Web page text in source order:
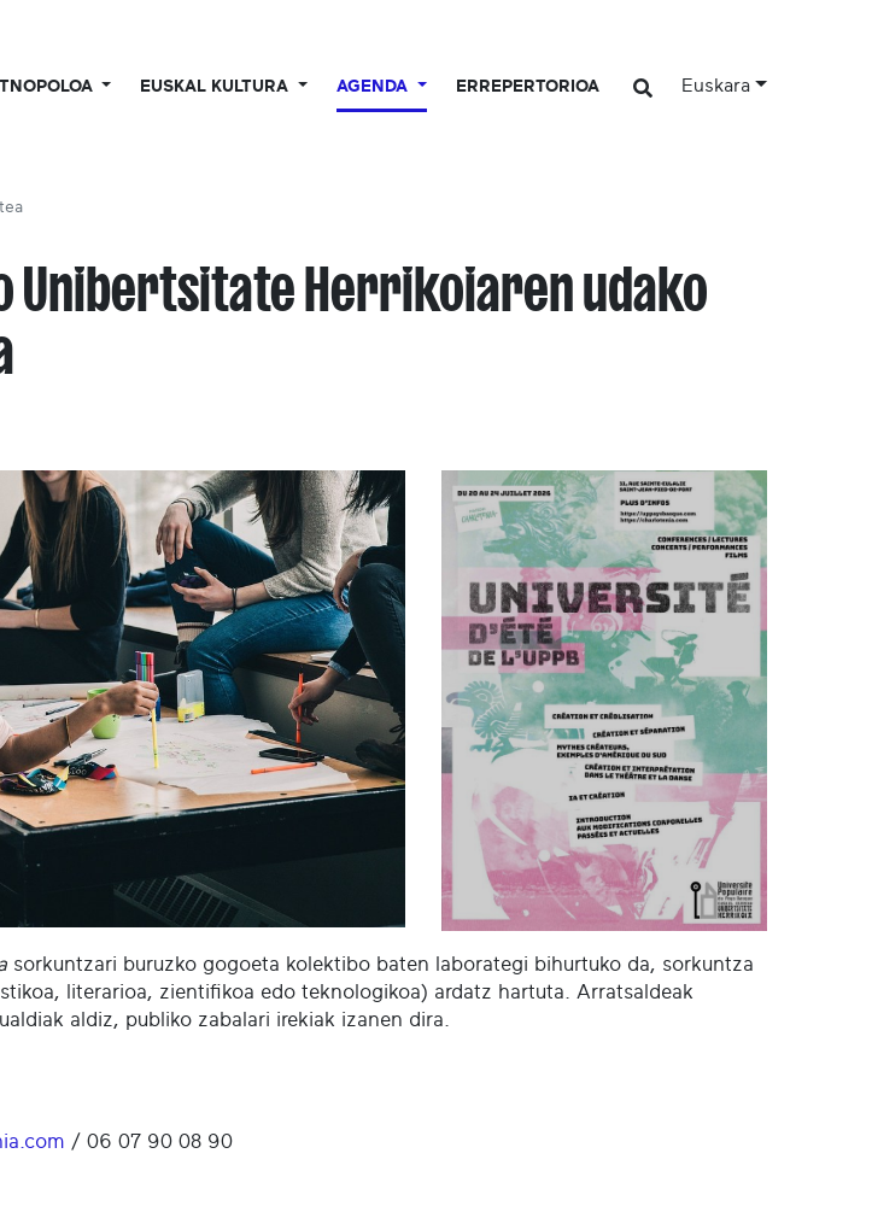
EUSKAL KULTURA AGENDA ERREPERTORIOA Euskara
Unibertsitate Herrikoiaren udako
sorkuntzari buruzko gogoeta kolektibo baten laborategi bihurtuko da, sorkuntza
literarioa, zientifikoa edo teknologikoa) ardatz hartuta. Arratsaldeak
aldiz, publiko zabalari irekiak izanen dira.
/ 06 07 90 08 90